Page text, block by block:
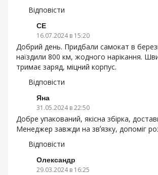
Відповісти
СЕ
16.07.2024 в 15:20
Добрий день. Придбали самокат в
наїздили 800 км, жодного нарікання.
тримає заряд, міцний корпус.
Відповісти
Яна
31.05.2024 в 22:50
Добре упакований, якісна збірка,
Менеджер завжди на звʼязку, допоміг
Відповісти
Олександр
29.03.2024 в 16:25